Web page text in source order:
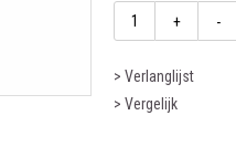
+
-
> Verlanglijst
> Vergelijk